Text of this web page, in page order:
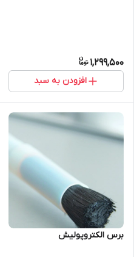
1,299,500
افزودن به سبد
برس الکتروپولیش